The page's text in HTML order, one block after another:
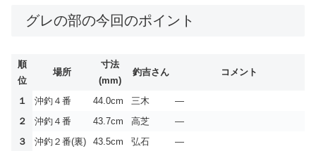
グレの部の今回のポイント
順
位
場所
寸法
(mm)
釣吉さん コメント
１ 沖釣４番 44.0cm 三木
—
２
沖釣４番 43.7cm 高芝
—
３
沖釣２番(裏) 43.5cm 弘石 —